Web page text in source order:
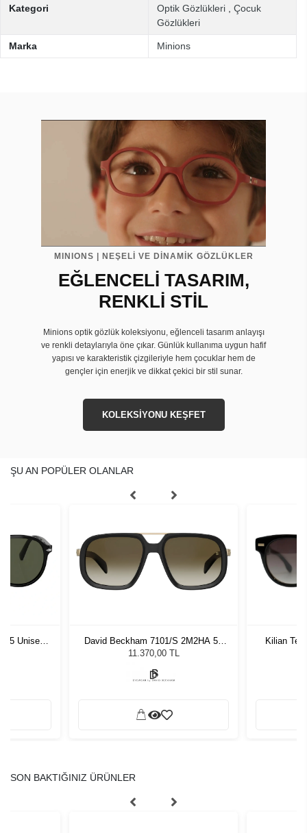
Kategori Optik Gözlükleri
Çocuk
Gözlükleri
Marka Minions
MINIONS | NEŞELİ VE DİNAMİK GÖZLÜKLER
EĞLENCELİ TASARIM,
RENKLİ STİL
Minions optik gözlük koleksiyonu, eğlenceli tasarım anlayışı
ve renkli detaylarıyla öne çıkar. Günlük kullanıma uygun hafif
yapısı ve karakteristik çizgileriyle hem çocuklar hem de
gençler için enerjik ve dikkat çekici bir stil sunar.
KOLEKSİYONU KEŞFET
ŞU AN POPÜLER OLANLAR
55 Unisex
David Beckham 7101/S 2M2HA 57
Unisex Güneş Gözlüğü
11.370,00 TL
Kilian
SON BAKTIĞINIZ ÜRÜNLER